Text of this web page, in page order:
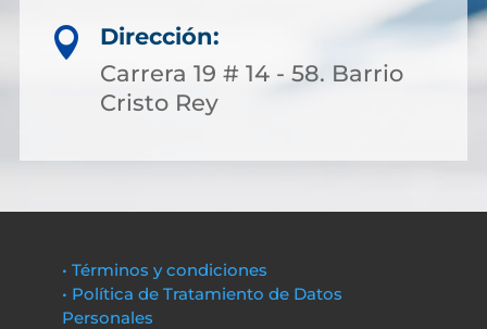

Dirección:
Carrera 19 # 14 - 58. Barrio
Cristo Rey
• Términos y condiciones
• Política de Tratamiento de Datos
Personales